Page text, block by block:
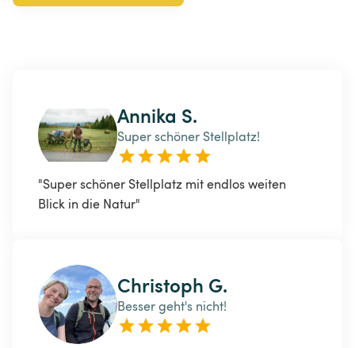
Annika S.
Super schöner Stellplatz!
"Super schöner Stellplatz mit endlos weiten
Blick in die Natur"
Christoph G.
Besser geht's nicht!